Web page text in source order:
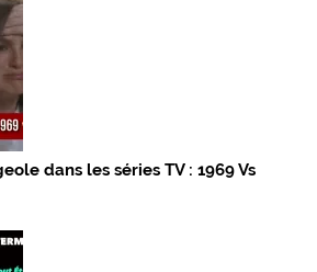
dans les séries TV : 1969 Vs